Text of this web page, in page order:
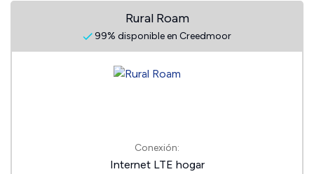
Rural Roam
99% disponible en Creedmoor
Conexión:
Internet LTE hogar